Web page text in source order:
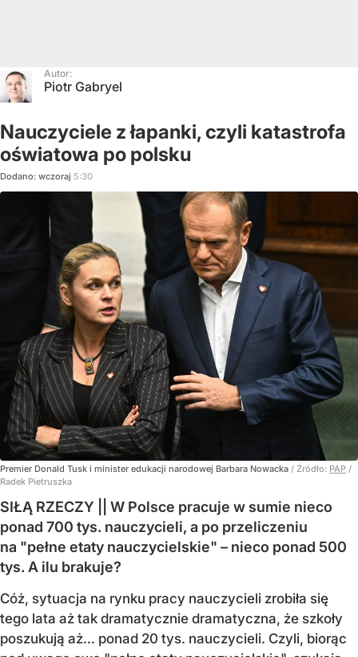
Autor:
Piotr Gabryel
Nauczyciele z łapanki, czyli katastrofa
oświatowa po polsku
Dodano: wczoraj 5:30
Premier Donald Tusk i minister edukacji narodowej Barbara Nowacka / Źródło: PAP /
Radek Pietruszka
SIŁĄ RZECZY || W Polsce pracuje w sumie nieco
ponad 700 tys. nauczycieli, a po przeliczeniu
na "pełne etaty nauczycielskie" – nieco ponad 500
tys. A ilu brakuje?
Cóż, sytuacja na rynku pracy nauczycieli zrobiła się
tego lata aż tak dramatycznie dramatyczna, że szkoły
poszukują aż… ponad 20 tys. nauczycieli. Czyli, biorąc